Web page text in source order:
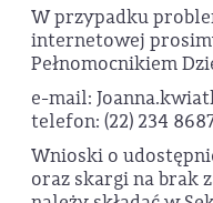
W przypadku
internetowej
Pełnomocnikiem
e-mail:
telefon: (22) 234
Wnioski o
oraz skargi na brak